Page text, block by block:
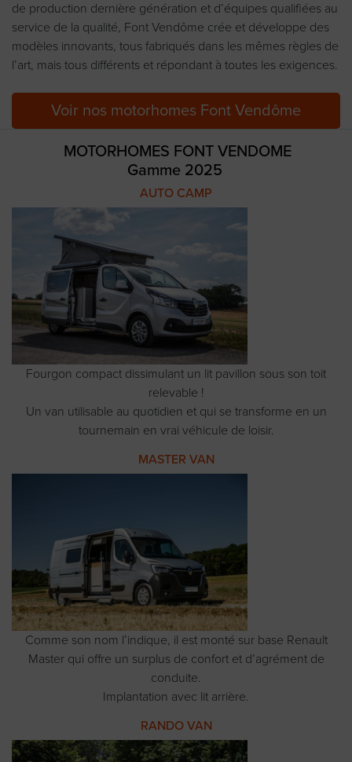
de production dernière génération et d’équipes qualifiées au
service de la qualité, Font Vendôme crée et développe des
modèles innovants, tous fabriqués dans les mêmes règles de
l’art, mais tous différents et répondant à toutes les exigences.
Voir nos motorhomes Font Vendôme
MOTORHOMES FONT VENDOME
Gamme 2025
AUTO CAMP
Fourgon compact dissimulant un lit pavillon sous son toit
relevable !
Un van utilisable au quotidien et qui se transforme en un
tournemain en vrai véhicule de loisir.
MASTER VAN
Comme son nom l’indique, il est monté sur base Renault
Master qui offre un surplus de confort et d’agrément de
conduite.
Implantation avec lit arrière.
RANDO VAN